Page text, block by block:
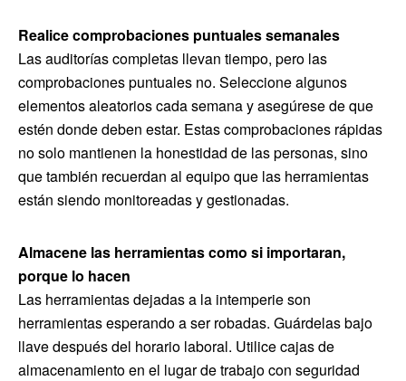
Realice comprobaciones puntuales semanales
Las auditorías completas llevan tiempo, pero las
comprobaciones puntuales no. Seleccione algunos
elementos aleatorios cada semana y asegúrese de que
estén donde deben estar. Estas comprobaciones rápidas
no solo mantienen la honestidad de las personas, sino
que también recuerdan al equipo que las herramientas
están siendo monitoreadas y gestionadas.
Almacene las herramientas como si importaran,
porque lo hacen
Las herramientas dejadas a la intemperie son
herramientas esperando a ser robadas. Guárdelas bajo
llave después del horario laboral. Utilice cajas de
almacenamiento en el lugar de trabajo con seguridad